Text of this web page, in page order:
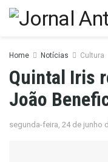
Home Notícias Cultura
Quintal Iris
João
segunda-feira, 24 de junho